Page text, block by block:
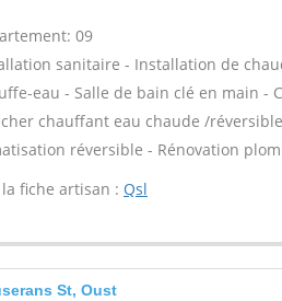
09
sanitaire - Installation de
eau - Salle de bain clé en main -
chauffant eau chaude /
réversible - Rénovation
fiche artisan : Qsl
St, Oust